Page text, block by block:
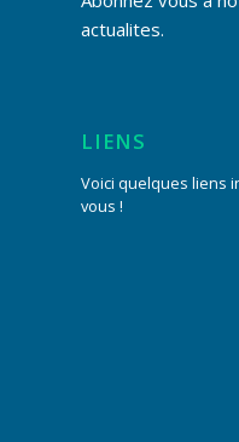
actualites.
LIENS
Voici quelques liens
vous !